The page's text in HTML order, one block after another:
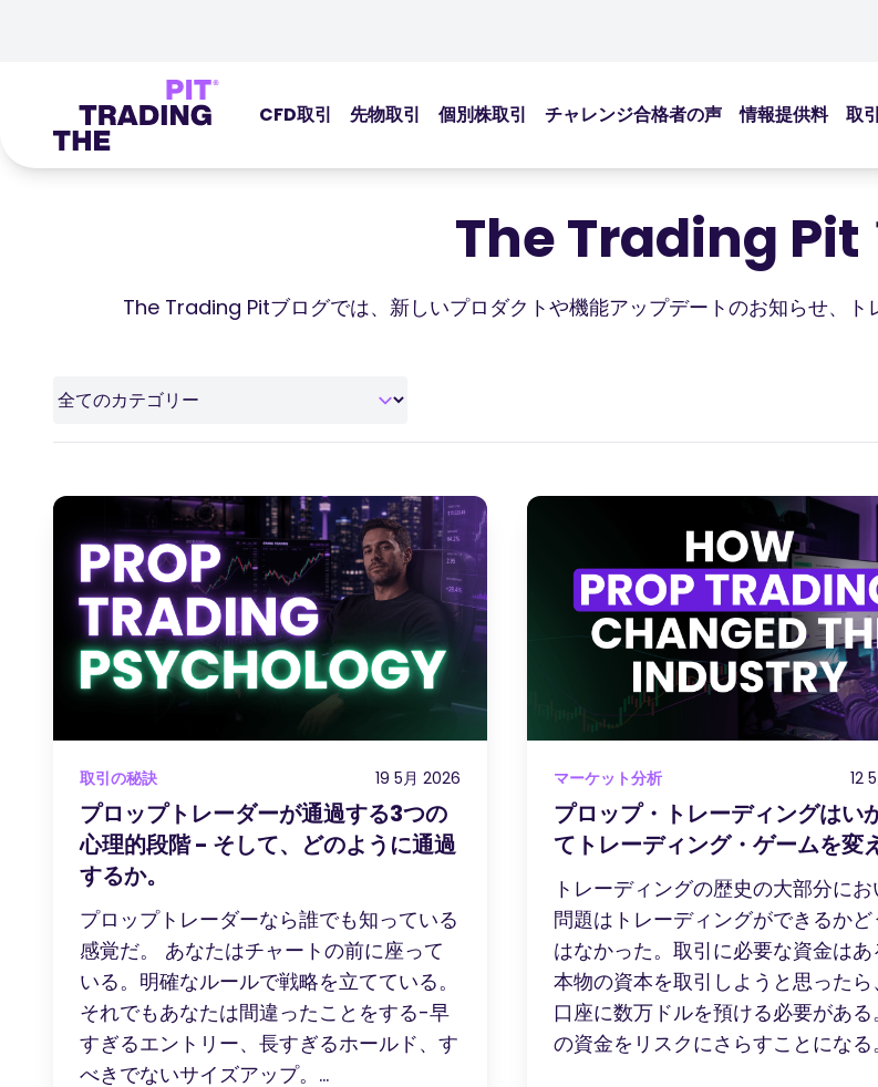
CFD取引 先物取引 個別株取引 チャレンジ合格者の声 情報提供料
取
The Trading Pit
The Trading Pitブログでは、新しいプロダクトや機能アップデートのお知らせ、ト
取引の秘訣 19 5月 2026
プロップトレーダーが通過する3つの
心理的段階 - そして、どのように通過
するか。
プロップトレーダーなら誰でも知っている
感覚だ。 あなたはチャートの前に座って
いる。明確なルールで戦略を立てている。
それでもあなたは間違ったことをする-早
すぎるエントリー、長すぎるホールド、す
べきでないサイズアップ。...
マーケット分析 12
プロップ・トレーディングはい
てトレーディング・ゲームを変
トレーディングの歴史の大部分にお
問題はトレーディングができるか
はなかった。取引に必要な資金はあ
本物の資本を取引しようと思ったら
口座に数万ドルを預ける必要がある
の資金をリスクにさらすことになる